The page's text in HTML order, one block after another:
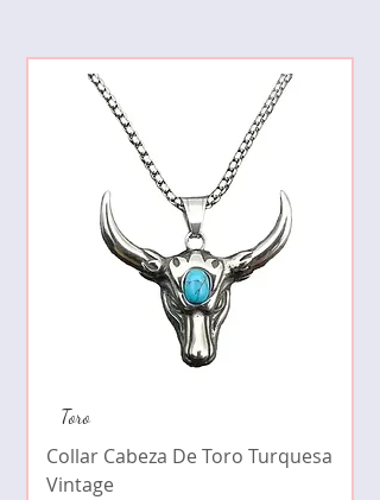
Toro
Collar Cabeza De Toro Turquesa
Vintage